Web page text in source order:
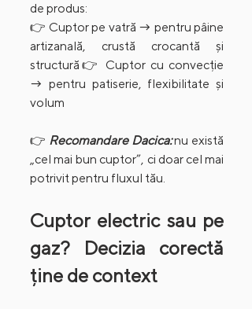
de produs:
👉 Cuptor pe vatră → pentru pâine
artizanală, crustă crocantă și
structură👉 Cuptor cu convecție
→ pentru patiserie, flexibilitate și
volum
👉 Recomandare Dacica: nu există
„cel mai bun cuptor”, ci doar cel mai
potrivit pentru fluxul tău.
Cuptor electric sau pe
gaz? Decizia corectă
ține de context